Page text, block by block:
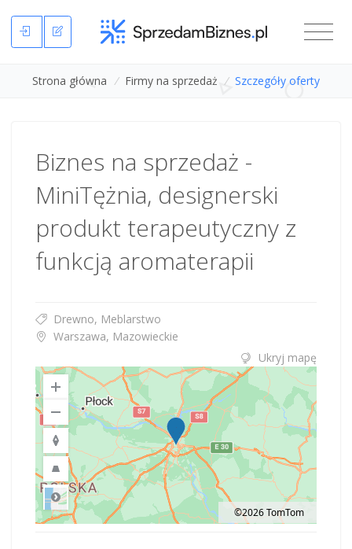
Strona główna / Firmy na sprzedaż / Szczegóły oferty
Biznes na sprzedaż -
MiniTężnia, designerski
produkt terapeutyczny z
funkcją aromaterapii
Drewno, Meblarstwo
Warszawa, Mazowieckie
Ukryj mapę
Road
©2026 TomTom